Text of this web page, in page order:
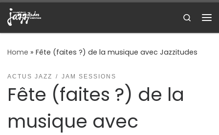
Skip to content
Search
Home » Fête (faites ?) de la musique avec Jazzitudes
ACTUS JAZZ JAM SESSIONS
Fête (faites ?) de la
musique avec